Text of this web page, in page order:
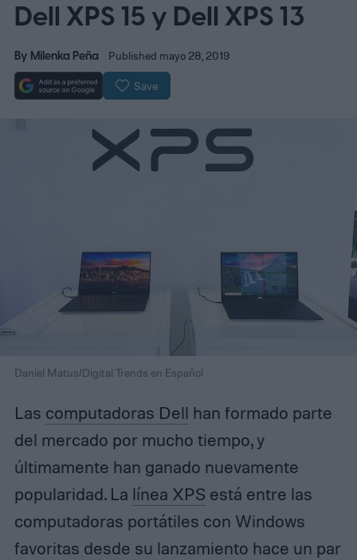
Dell XPS 15 y Dell XPS 13
By Milenka Peña Published mayo 28, 2019
Save
Daniel Matus/Digital Trends en Español
Las computadoras Dell han formado parte
del mercado por mucho tiempo, y
últimamente han ganado nuevamente
popularidad. La línea XPS está entre las
computadoras portátiles con Windows
favoritas desde su lanzamiento hace un par